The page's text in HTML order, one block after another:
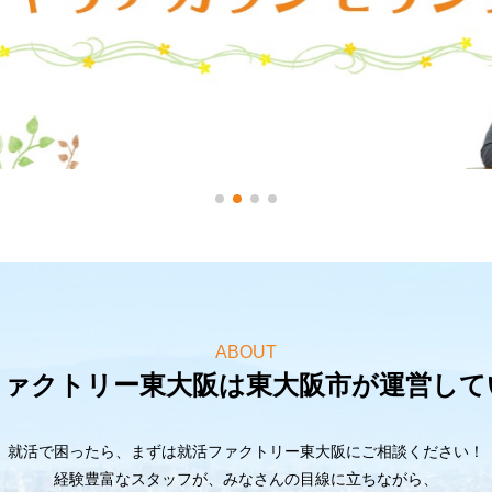
ABOUT
クトリー東大阪は東大阪市が運営し
就活で困ったら、まずは就活ファクトリー東大阪にご相談ください！
経験豊富なスタッフが、みなさんの目線に立ちながら、